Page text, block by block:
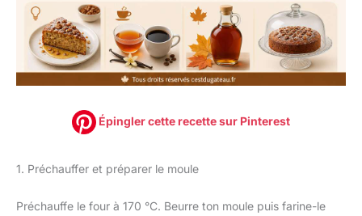
Épingler cette recette sur Pinterest
1. Préchauffer et préparer le moule
Préchauffe le four à 170 °C. Beurre ton moule puis farine-le